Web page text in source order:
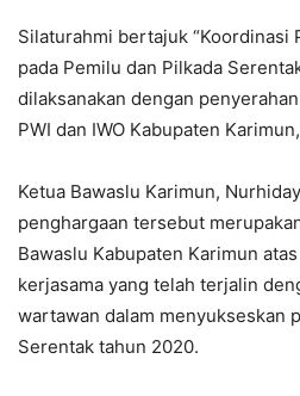
Silaturahmi bertajuk “Koordinasi
pada Pemilu dan Pilkada
dilaksanakan dengan
PWI dan IWO Kabupaten
Ketua Bawaslu Karimun,
penghargaan tersebut
Bawaslu Kabupaten Karimun atas
kerjasama yang telah terjalin
wartawan dalam menyukseskan
Serentak tahun 2020.